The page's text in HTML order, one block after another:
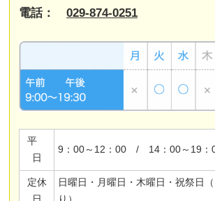
電話：029-874-0251
平
日
9：00～12：00 / 14：00～19：
定休
日曜日・月曜日・木曜日・祝祭日